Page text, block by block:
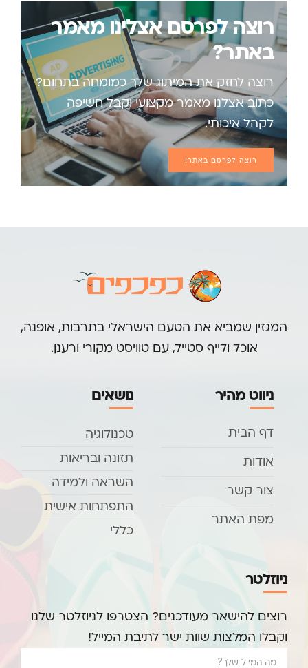
רוצה לפרסם אצלינו מאמר
באתר?
רוצה לחזק את המיתוג שלך כמומחה בתחום?
כתוב אצלנו מאמר מקצועי וקבל חשיפה
לקהל איכותי.
רוצה לפרסם באתר!
המגזין שמביא את הטעם הישראלי בתרבות, אופנה,
אוכל ולייף סטייל, עם טוויסט מקורי ורענן.
ניווט מהיר
דף הבית
אודות
צור קשר
מפת האתר
נושאים
טכנולוגיה
תזונה ובריאות
השראה ולמידה
התפתחות אישית
כללי
ניוזלטר
רוצים להישאר מעודכנים? הצטרפו לניוזלטר שלנו
וקבלו המלצות שוות ישר לתיבת המייל!